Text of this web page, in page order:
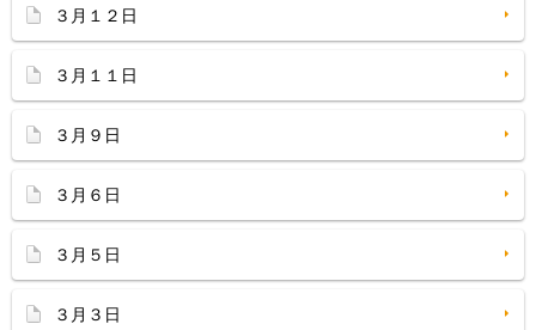
３月１２日
３月１１日
３月９日
３月６日
３月５日
３月３日